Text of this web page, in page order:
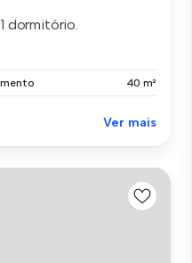
dormitório.
40 m²
Ver mais